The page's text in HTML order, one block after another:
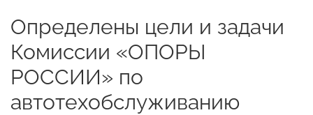
Определены цели и задачи
Комиссии «ОПОРЫ
РОССИИ» по
автотехобслуживанию